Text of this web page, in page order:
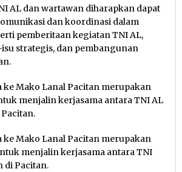
AL dan wartawan diharapkan dapat
dan koordinasi dalam
pemberitaan kegiatan TNI AL,
strategis, dan pembangunan
ke Mako Lanal Pacitan merupakan
menjalin kerjasama antara TNI AL
ke Mako Lanal Pacitan merupakan
menjalin kerjasama antara TNI
di Pacitan.